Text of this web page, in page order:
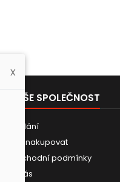
NAŠE SPOLEČNOST
Dodání
Jak nakupovat
Obchodní podmínky
O nás
x